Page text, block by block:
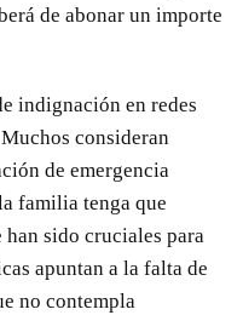
de abonar un importe
indignación en redes
consideran
de emergencia
familia tenga que
sido cruciales para
apuntan a la falta de
no contempla